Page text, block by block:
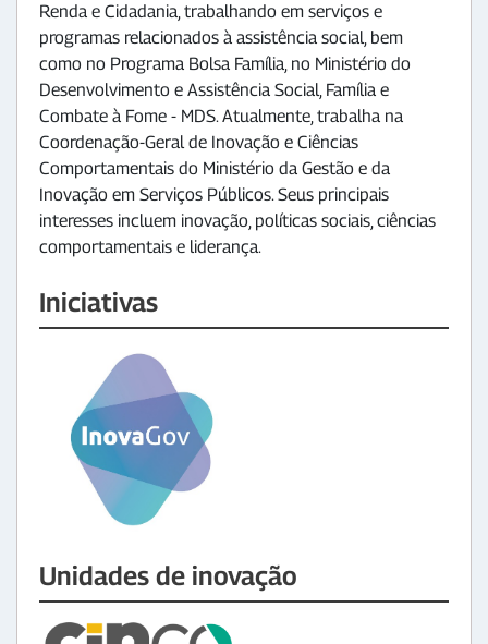
Renda e Cidadania, trabalhando em serviços e
programas relacionados à assistência social, bem
como no Programa Bolsa Família, no Ministério do
Desenvolvimento e Assistência Social, Família e
Combate à Fome - MDS. Atualmente, trabalha na
Coordenação-Geral de Inovação e Ciências
Comportamentais do Ministério da Gestão e da
Inovação em Serviços Públicos. Seus principais
interesses incluem inovação, políticas sociais, ciências
comportamentais e liderança.
Iniciativas
Unidades de inovação